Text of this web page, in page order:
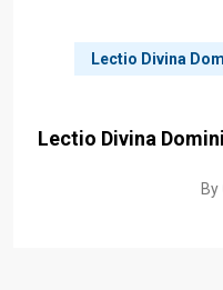
Lectio Divina
Lectio Divina
By